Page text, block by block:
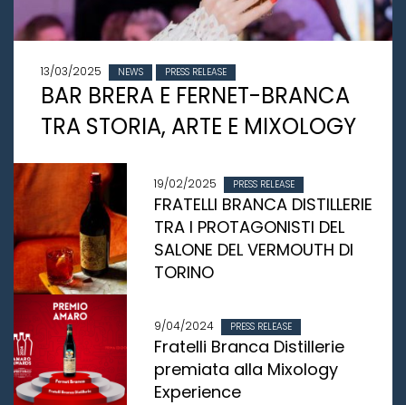
13/03/2025 NEWS PRESS RELEASE
BAR BRERA E FERNET-BRANCA
TRA STORIA, ARTE E MIXOLOGY
19/02/2025 PRESS RELEASE
FRATELLI BRANCA DISTILLERIE
TRA I PROTAGONISTI DEL
SALONE DEL VERMOUTH DI
TORINO
9/04/2024 PRESS RELEASE
Fratelli Branca Distillerie
premiata alla Mixology
Experience